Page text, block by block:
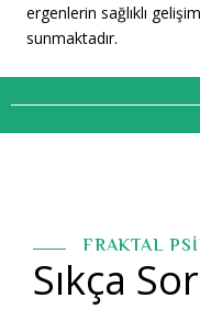
ergenlerin sağlıklı
sunmaktadır.
FRAKTAL
Sıkça